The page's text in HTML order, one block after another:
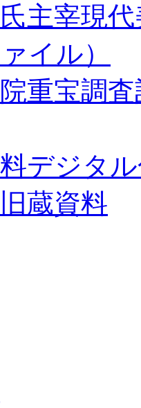
主宰現
イル）
重宝調
デジタ
蔵資料